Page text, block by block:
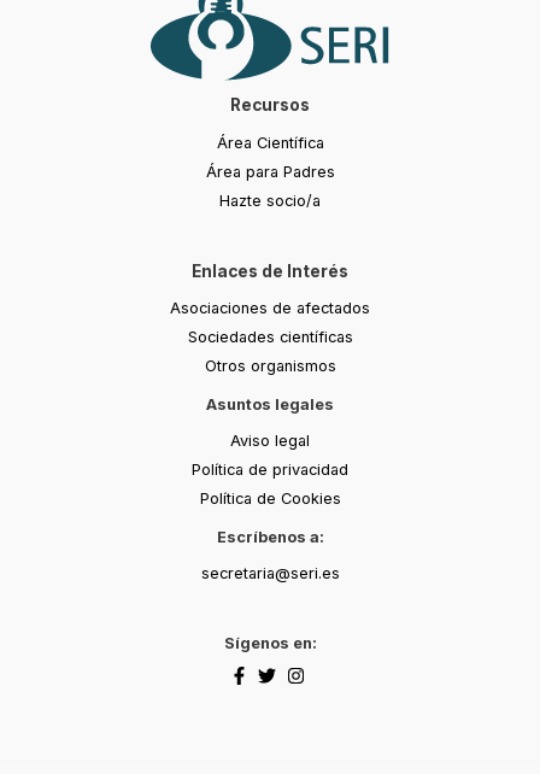
Recursos
Área Científica
Área para Padres
Hazte socio/a
Enlaces de Interés
Asociaciones de afectados
Sociedades científicas
Otros organismos
Asuntos legales
Aviso legal
Política de privacidad
Política de Cookies
Escríbenos a:
secretaria@seri.es
Sígenos en: